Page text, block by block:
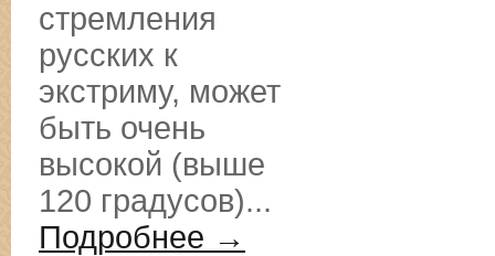
стремления
русских к
экстриму, может
быть очень
высокой (выше
120 градусов)...
Подробнее →